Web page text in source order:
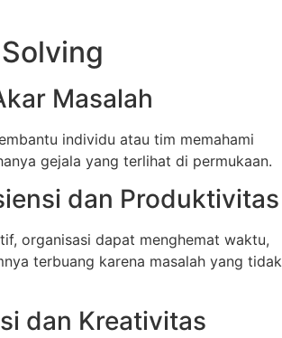
Masalah
individu atau tim memahami
gejala yang terlihat di permukaan.
dan Produktivitas
organisasi dapat menghemat waktu,
terbuang karena masalah yang tidak
dan Kreativitas